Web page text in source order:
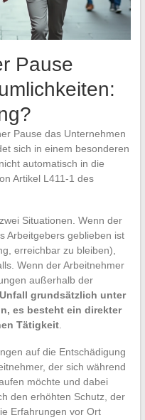
Pause
Pause das Unternehmen
sich in einem besonderen
automatisch in die
Artikel L411-1 des
Situationen. Wenn der
Arbeitgebers geblieben ist
erreichbar zu bleiben),
Wenn der Arbeitnehmer
außerhalb der
grundsätzlich unter
es besteht ein direkter
Tätigkeit.
auf die Entschädigung
der sich während
möchte und dabei
den erhöhten Schutz, der
Erfahrungen vor Ort